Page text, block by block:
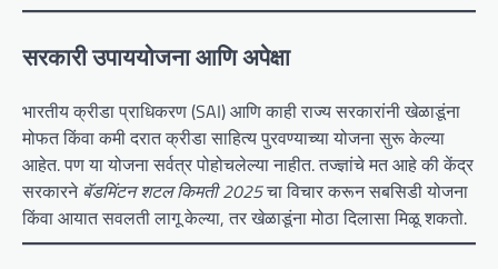
सरकारी उपाययोजना आणि अपेक्षा
भारतीय क्रीडा प्राधिकरण (SAI) आणि काही राज्य सरकारांनी खेळाडूंना
मोफत किंवा कमी दरात क्रीडा साहित्य पुरवण्याच्या योजना सुरू केल्या
आहेत. पण या योजना सर्वत्र पोहोचलेल्या नाहीत. तज्ज्ञांचे मत आहे की केंद्र
सरकारनेबॅडमिंटन शटल किमती 2025चा विचार करून सबसिडी योजना
किंवा आयात सवलती लागू केल्या, तर खेळाडूंना मोठा दिलासा मिळू शकतो.